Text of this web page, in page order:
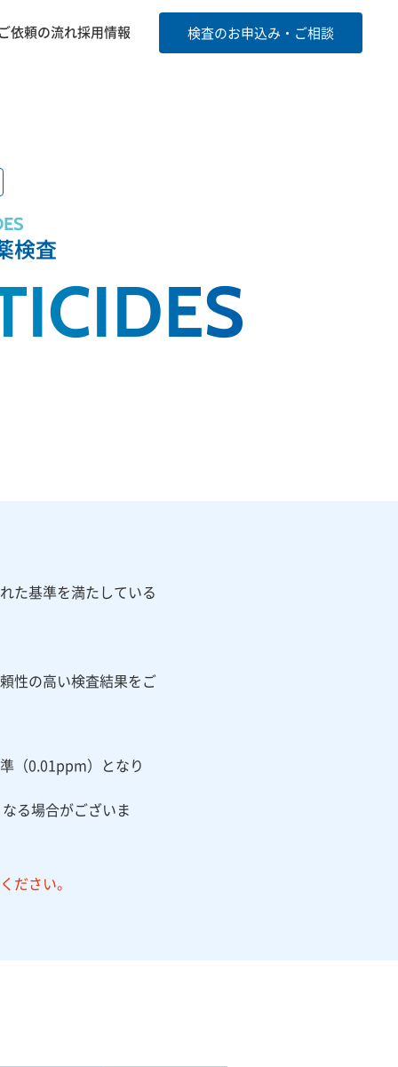
依頼の流れ採用情報 検査のお申込み・ご相談
検査
た基準を満たしている
性の高い検査結果をご
（0.01ppm）となり
る場合がございま
ださい。